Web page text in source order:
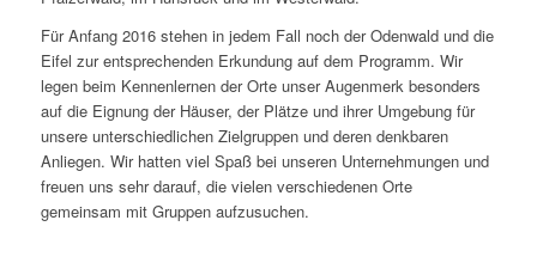
Für Anfang 2016 stehen in jedem Fall noch der Odenwald und die
Eifel zur entsprechenden Erkundung auf dem Programm. Wir
legen beim Kennenlernen der Orte unser Augenmerk besonders
auf die Eignung der Häuser, der Plätze und ihrer Umgebung für
unsere unterschiedlichen Zielgruppen und deren denkbaren
Anliegen. Wir hatten viel Spaß bei unseren Unternehmungen und
freuen uns sehr darauf, die vielen verschiedenen Orte
gemeinsam mit Gruppen aufzusuchen.